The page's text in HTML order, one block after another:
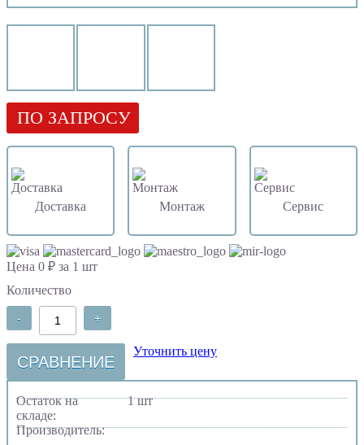
ПО ЗАПРОСУ
Доставка Монтаж Сервис
Цена 0 ₽ за 1 шт
Количество
- +
СРАВНЕНИЕ
Уточнить цену
Остаток на
складе:
1 шт
Производитель: